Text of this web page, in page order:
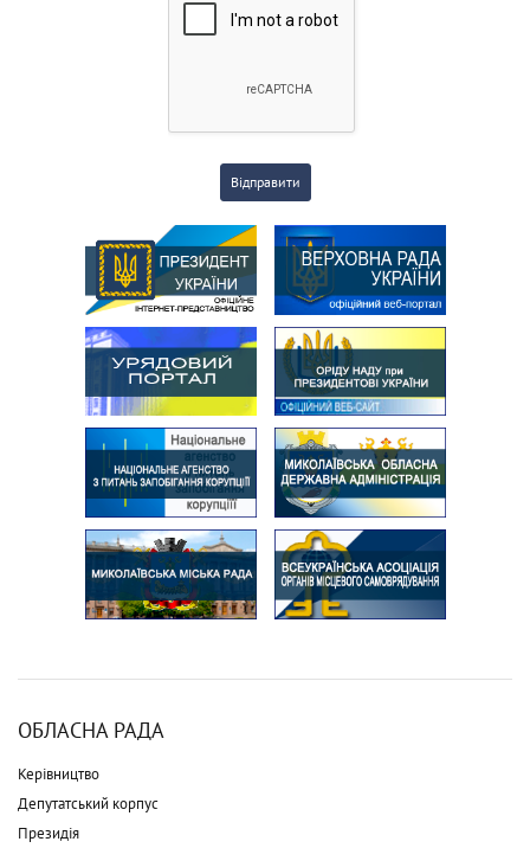
Відправити
ОБЛАСНА РАДА
Керівництво
Депутатський корпус
Президія